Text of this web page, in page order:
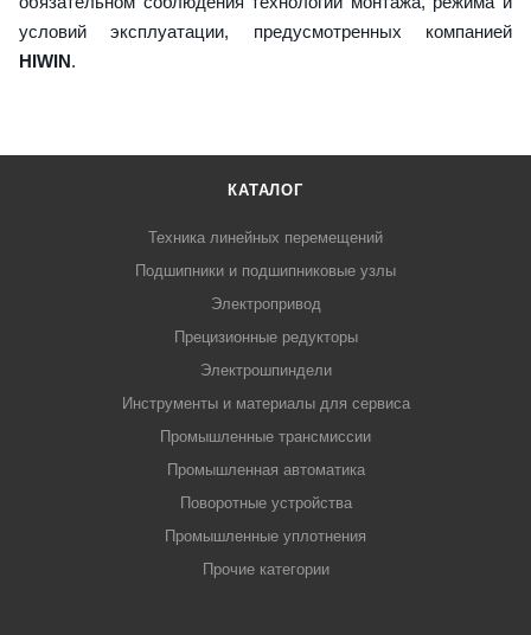
условий эксплуатации, предусмотренных компанией
HIWIN.
КАТАЛОГ
Техника линейных перемещений
Подшипники и подшипниковые узлы
Электропривод
Прецизионные редукторы
Электрошпиндели
Инструменты и материалы для сервиса
Промышленные трансмиссии
Промышленная автоматика
Поворотные устройства
Промышленные уплотнения
Прочие категории